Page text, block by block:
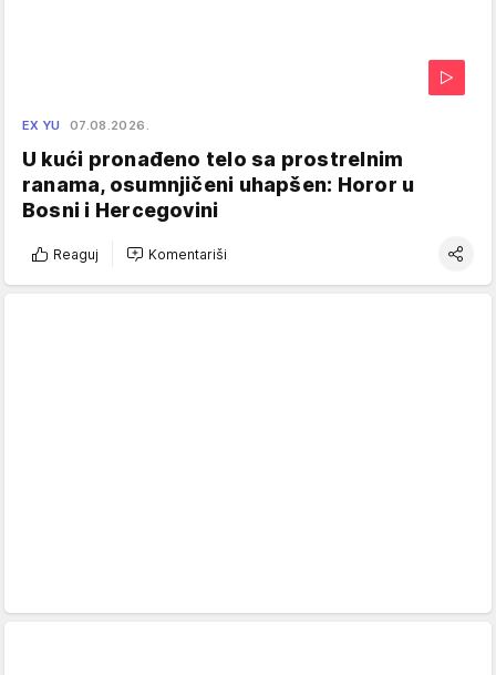
EX YU 07.08.2026.
U kući pronađeno telo sa prostrelnim
ranama, osumnjičeni uhapšen: Horor u
Bosni i Hercegovini
Reaguj Komentariši